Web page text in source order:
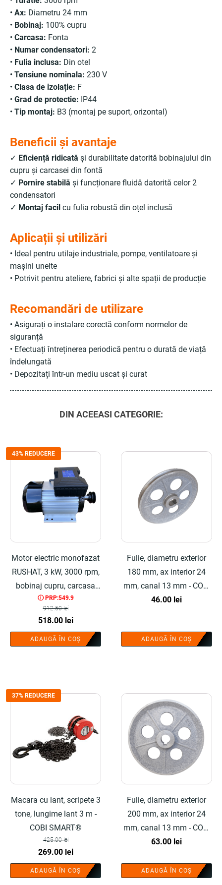
• Ax: Diametru 24 mm
• Bobinaj: 100% cupru
• Carcasa: Fonta
• Numar condensatori: 2
• Fulia inclusa: Din otel
• Tensiune nominala: 230 V
• Clasa de izolație: F
• Grad de protectie: IP44
• Tip montaj: B3 (montaj pe suport, orizontal)
Beneficii și avantaje
✓ Eficiență ridicată și durabilitate datorită bobinajului din
cupru și carcasei din fontă
✓ Pornire stabilă și funcționare fluidă datorită celor 2
condensatori
✓ Montaj facil cu fulia robustă din oțel inclusă
Aplicații și utilizări
• Ideal pentru utilaje industriale, pompe, ventilatoare și
mașini unelte
• Potrivit pentru ateliere, fabrici și alte spații de producție
Recomandări de utilizare
• Asigurați o instalare corectă conform normelor de
siguranță
• Efectuați întreținerea periodică pentru o durată de viață
îndelungată
• Depozitați într-un mediu uscat și curat
DIN ACEEASI CATEGORIE:
43% REDUCERE
Motor electric monofazat
RUSHAT, 3 kW, 3000 rpm,
bobinaj cupru, carcasa
aluminiu, 2 condensatori,
fulie otel inclusa - COBI
ⓘ PRP:549.9
912.50lei
Prețul
inițial
a
518.00 leiPrețul
curent
este:
ADAUGĂ ÎN COȘ
Fulie, diametru exterior
180 mm, ax interior 24
mm, canal 13 mm - COBI
SMART®
46.00 lei
ADAUGĂ ÎN COȘ
37% REDUCERE
Macara cu lant, scripete 3
tone, lungime lant 3 m -
COBI SMART®
425.00lei
Prețul
inițial
a
269.00 leiPrețul
curent
este:
ADAUGĂ ÎN COȘ
Fulie, diametru exterior
200 mm, ax interior 24
mm, canal 13 mm - COBI
SMART®
63.00 lei
ADAUGĂ ÎN COȘ